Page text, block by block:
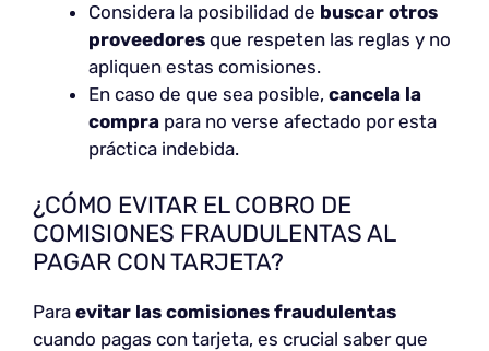
Considera la posibilidad de buscar otros
proveedores que respeten las reglas y no
apliquen estas comisiones.
En caso de que sea posible, cancela la
compra para no verse afectado por esta
práctica indebida.
¿CÓMO EVITAR EL COBRO DE
COMISIONES FRAUDULENTAS AL
PAGAR CON TARJETA?
Para evitar las comisiones fraudulentas
cuando pagas con tarjeta, es crucial saber que